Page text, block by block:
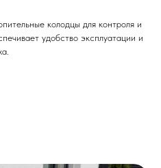
колодцы для контроля и
удобство эксплуатации и